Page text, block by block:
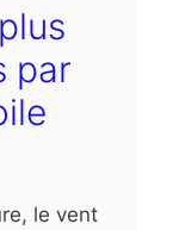
par
le vent